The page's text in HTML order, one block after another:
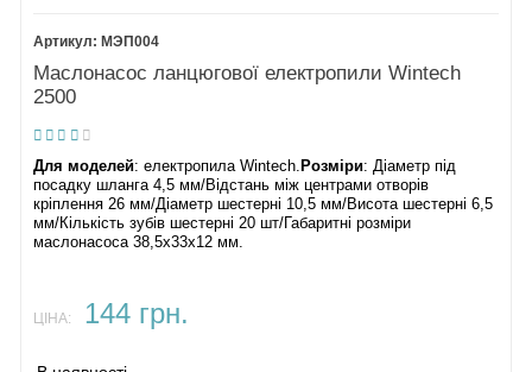
МЭП004
Маслонасос ланцюгової електропили Wintech
2500
Для моделей: електропила Wintech. Розміри: Діаметр під
посадку шланга 4,5 мм/Відстань між центрами отворів
кріплення 26 мм/Діаметр шестерні 10,5 мм/Висота шестерні 6,5
мм/Кількість зубів шестерні 20 шт/Габаритні розміри
маслонасоса 38,5х33х12 мм.
ЦІНА: 144 грн.